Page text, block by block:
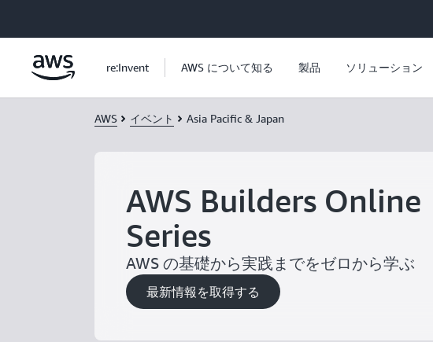
re:Invent AWS について知る 製品 ソリューション
AWS イベント Asia Pacific & Japan
AWS Builders Online
Series
AWS の基礎から実践までをゼロから学ぶ
最新情報を取得する